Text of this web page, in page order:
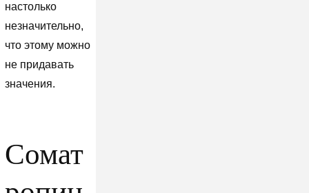
настолько
незначительно,
что этому можно
не придавать
значения.
Cомат